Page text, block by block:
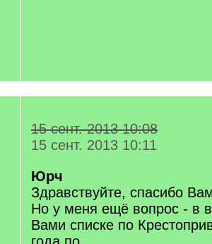
15 сент. 2013 10:08
15 сент. 2013 10:11
Юрч
Здравствуйте, спасибо
Но у меня ещё вопрос - в
Вами списке по